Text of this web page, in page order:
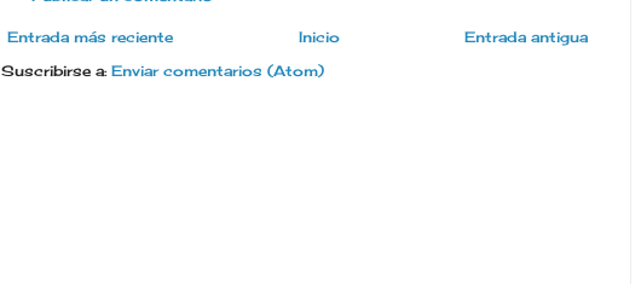
Entrada más reciente Entrada antigua
Inicio
Suscribirse a: Enviar comentarios (Atom)